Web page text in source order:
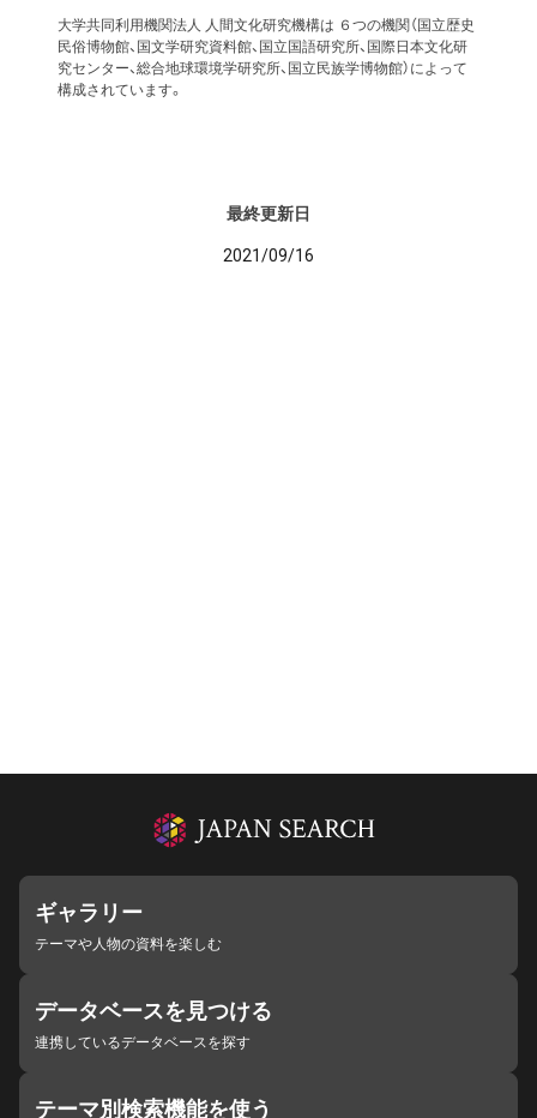
大学共同利用機関法人 人間文化研究機構は ６つの機関（国立歴史
民俗博物館、国文学研究資料館、国立国語研究所、国際日本文化研
究センター、総合地球環境学研究所、国立民族学博物館）によって
構成されています。
最終更新日
2021/09/16
ギャラリー
テーマや人物の資料を楽しむ
データベースを見つける
連携しているデータベースを探す
テーマ別検索機能を使う